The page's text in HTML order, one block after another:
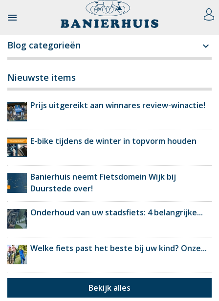

Blog categorieën 
Nieuwste items
Prijs uitgereikt aan winnares review-winactie!
E-bike tijdens de winter in topvorm houden
Banierhuis neemt Fietsdomein Wijk bij
Duurstede over!
Onderhoud van uw stadsfiets: 4 belangrijke...
Welke fiets past het beste bij uw kind? Onze...
Bekijk alles